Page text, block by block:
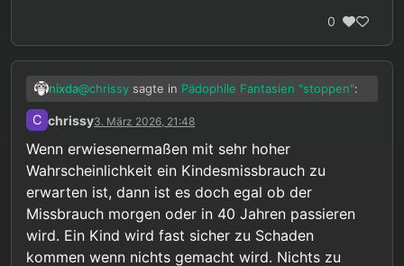
0
nixda@chrissy sagte in Pädophile Fantasien "stoppen":
Erkrankten in Quarantäne zu stecken um
die Gesunden zu schützen würden die
Pädophilen Maßnahmen unterworfen um
die Kinder zu schützen.”
Sobald ein hochansteckend Erkrankter, in Kontakt
mit anderen Menschen kommt, besteht die
konkrete Gefahr einer Ansteckung - weitgehend
unabhängig davon, wie er sich den anderen
Menschen gegenüber verhält.
Beim Pädo, wäre es - auch in diesem fiktiven
C chrissy3. März 2026, 21:48
Wenn erwiesenermaßen mit sehr hoher
Wahrscheinlichkeit ein Kindesmissbrauch zu
erwarten ist, dann ist es doch egal ob der
Missbrauch morgen oder in 40 Jahren passieren
wird. Ein Kind wird fast sicher zu Schaden
kommen wenn nichts gemacht wird. Nichts zu